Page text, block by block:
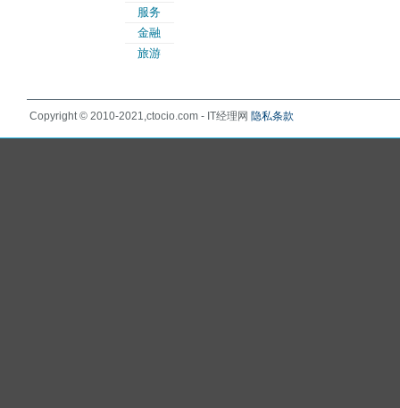
服务
金融
旅游
Copyright © 2010-2021,ctocio.com - IT经理网 隐私条款